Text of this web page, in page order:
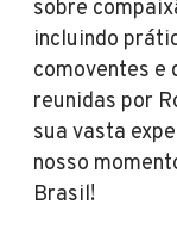
sobre
incluindo
comoventes e
reunidas por
sua vasta
nosso
Brasil!